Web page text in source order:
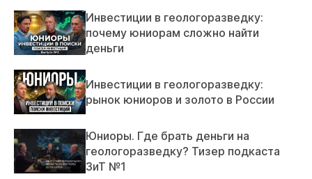
Инвестиции в геологоразведку:
почему юниорам сложно найти
деньги
Инвестиции в геологоразведку:
рынок юниоров и золото в России
Юниоры. Где брать деньги на
геологоразведку? Тизер подкаста
ЗиТ №1